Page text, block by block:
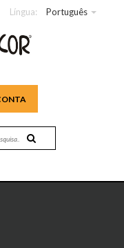
Língua: Português